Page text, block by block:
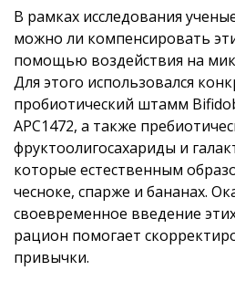
В рамках исследования
можно ли компенсировать
помощью воздействия на
Для этого использовался
пробиотический штамм
APC1472, а также
фруктоолигосахариды и
которые естественным
чесноке, спарже и бананах.
своевременное введение
рацион помогает
привычки.